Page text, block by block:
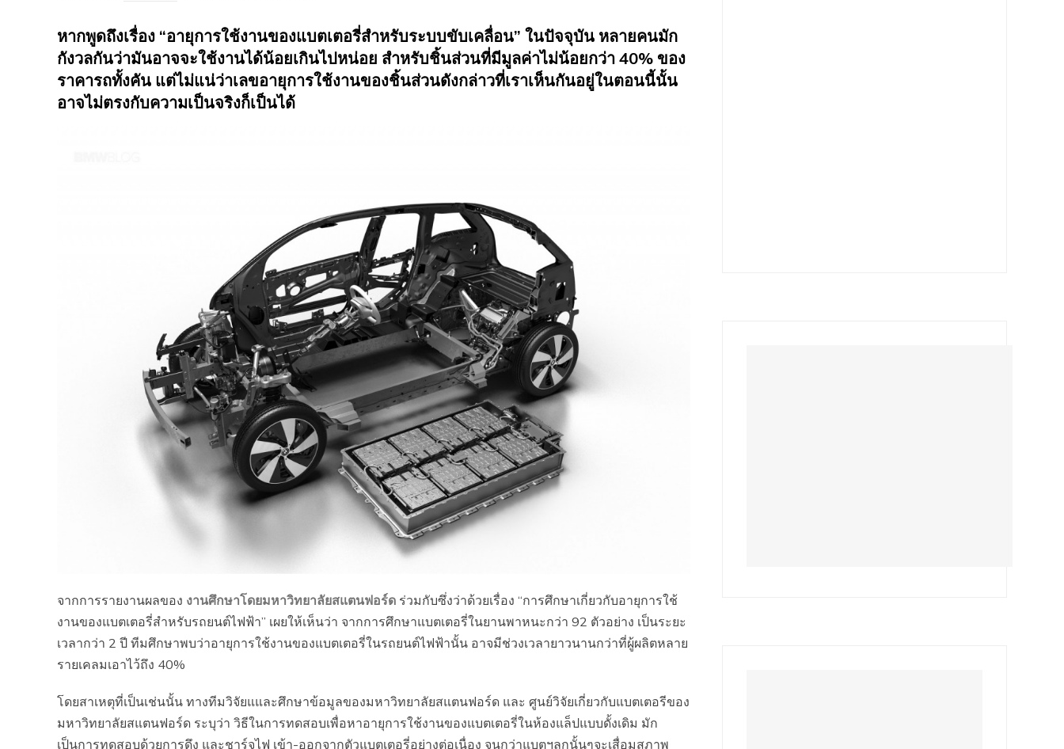
หากพูดถึงเรื่อง “อายุการใช้งานของแบตเตอรี่สำหรับระบบขับเคลื่อน” ในปัจจุบัน หลายคนมัก
กังวลกันว่ามันอาจจะใช้งานได้น้อยเกินไปหน่อย สำหรับชิ้นส่วนที่มีมูลค่าไม่น้อยกว่า 40% ของ
ราคารถทั้งคัน แต่ไม่แน่ว่าเลขอายุการใช้งานของชิ้นส่วนดังกล่าวที่เราเห็นกันอยู่ในตอนนี้นั้น
อาจไม่ตรงกับความเป็นจริงก็เป็นได้
จากการรายงานผลของ งานศึกษาโดยมหาวิทยาลัยสแตนฟอร์ด ร่วมกับซึ่งว่าด้วยเรื่อง “การศึกษาเกี่ยวกับอายุการใช้
งานของแบตเตอรี่สำหรับรถยนต์ไฟฟ้า” เผยให้เห็นว่า จากการศึกษาแบตเตอรี่ในยานพาหนะกว่า 92 ตัวอย่าง เป็นระยะ
เวลากว่า 2 ปี ทีมศึกษาพบว่าอายุการใช้งานของแบตเตอรี่ในรถยนต์ไฟฟ้านั้น อาจมีช่วงเวลายาวนานกว่าที่ผู้ผลิตหลาย
รายเคลมเอาไว้ถึง 40%
โดยสาเหตุที่เป็นเช่นนั้น ทางทีมวิจัยแและศึกษาข้อมูลของมหาวิทยาลัยสแตนฟอร์ด และ ศูนย์วิจัยเกี่ยวกับแบตเตอรีของ
มหาวิทยาลัยสแตนฟอร์ด ระบุว่า วิธีในการทดสอบเพื่อหาอายุการใช้งานของแบตเตอรี่ในห้องแล็ปแบบดั้งเดิม มัก
เป็นการทดสอบด้วยการดึง และชาร์จไฟ เข้า-ออกจากตัวแบตเตอรี่อย่างต่อเนื่อง จนกว่าแบตฯลูกนั้นๆจะเสื่อมสภาพ